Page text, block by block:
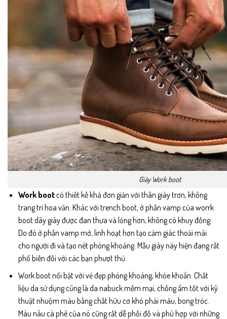
Giày Work boot
Work bootcó thiết kế khá đơn giản với thân giày trơn, không
trang trí hoa văn. Khác với trench boot, ở phần vamp của worrk
boot dây giày được đan thưa và lỏng hơn, không có khuy đồng.
Do đó ở phần vamp mở, linh hoạt hơn tạo cảm giác thoải mái
cho người đi và tạo nét phóng khoáng. Mẫu giày này hiện đang rất
phổ biến đối với các bạn phượt thủ.
Work boot nổi bật với vẻ đẹp phóng khoáng, khỏe khoắn. Chất
liệu da sử dụng cũng là da nabuck mềm mại, chống ẩm tốt với kỹ
thuật nhuộm màu bằng chất hữu cơ khó phái màu, bong tróc.
Màu nâu cà phê của nó cũng rất dễ phối đồ và phù hợp với những